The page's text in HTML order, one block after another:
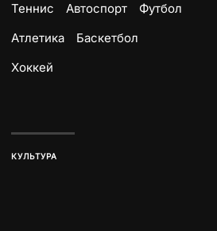
Теннис Автоспорт
Футбол
Атлетика
Баскетбол
Хоккей
КУЛЬТУРА